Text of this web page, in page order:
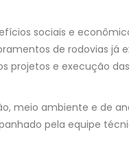
sociais e
de rodovias já
projetos e execução
meio ambiente e de
pela equipe